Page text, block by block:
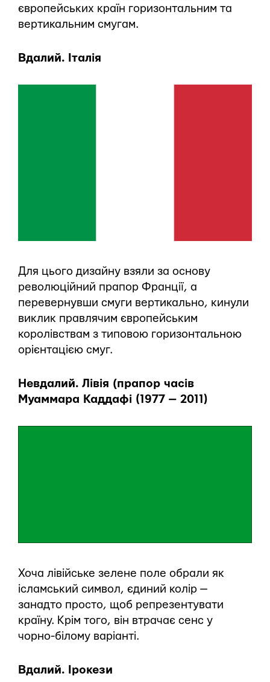
європейських країн горизонтальним та
вертикальним смугам.
Вдалий. Італія
Для цього дизайну взяли за основу
революційний прапор Франції, а
перевернувши смуги вертикально, кинули
виклик правлячим європейським
королівствам з типовою горизонтальною
орієнтацією смуг.
Невдалий. Лівія (прапор часів
Муаммара Каддафі (1977 — 2011)
Хоча лівійське зелене поле обрали як
ісламський символ, єдиний колір —
занадто просто, щоб репрезентувати
країну. Крім того, він втрачає сенс у
чорно-білому варіанті.
Вдалий. Ірокези